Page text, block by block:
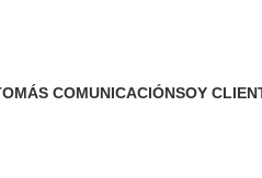
MÁS COMUNICACIÓNSOY